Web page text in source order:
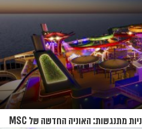
מסלולי חבלים, נדנדות מעל הים ומכוניות מתנגשות: האוניה החדשה של MSC